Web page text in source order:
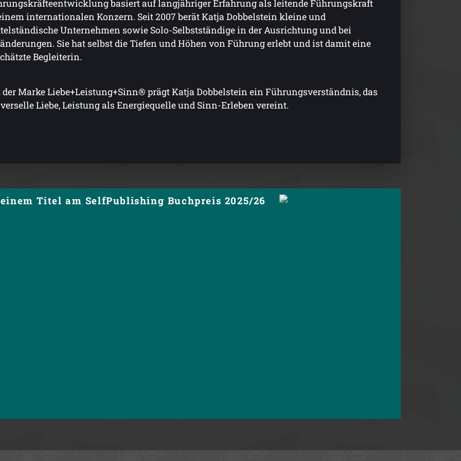
basiert auf langjähriger Erfahrung als leitende Führungskraft
internationalen Konzern. Seit 2007 berät Katja Dobbelstein kleine und
Unternehmen sowie Solo-Selbstständige in der Ausrichtung und bei
Sie hat selbst die Tiefen und Höhen von Führung erlebt und ist damit eine
Begleiterin.
Marke Liebe+Leistung+Sinn® prägt Katja Dobbelstein ein Führungsverständnis, das
Liebe, Leistung als Energiequelle und Sinn-Erleben vereint.
Titel am SelfPublishing Buchpreis 2025/26